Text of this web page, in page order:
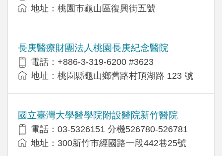
地址：桃園市龜山區復興街五號
長庚醫療財團法人桃園長庚紀念醫院
電話：+886-3-319-6200 #3623
地址：桃園縣龜山鄉舊路村頂湖路 123 號
國立臺灣大學醫學院附設醫院新竹醫院
電話：03-5326151 分機526780-526781
地址：300新竹市經國路一段442巷25號